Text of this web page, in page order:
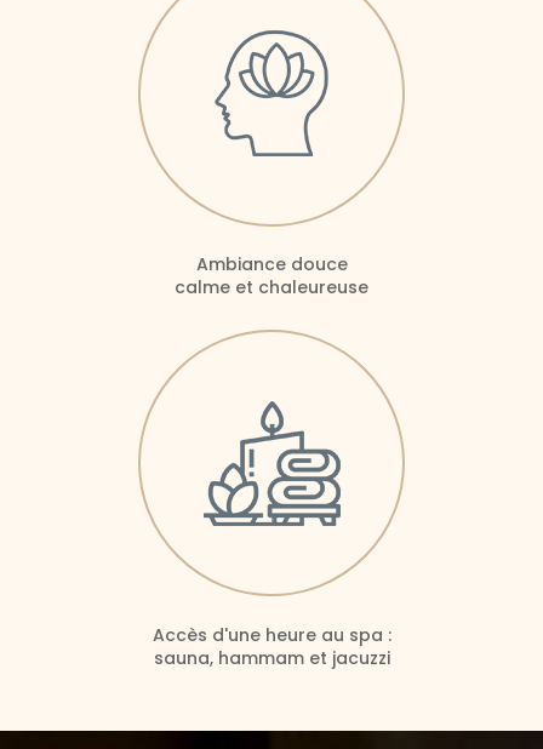
Ambiance douce
calme et chaleureuse
Accès d'une heure au spa :
sauna, hammam et jacuzzi